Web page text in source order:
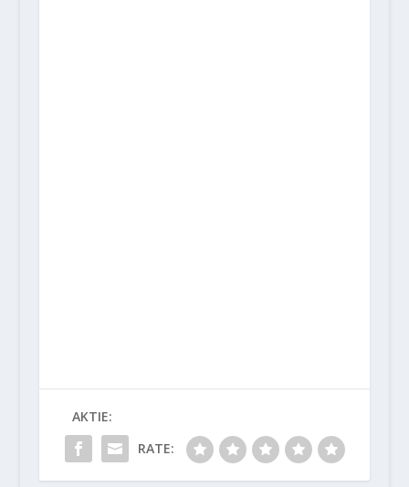
AKTIE:
RATE: